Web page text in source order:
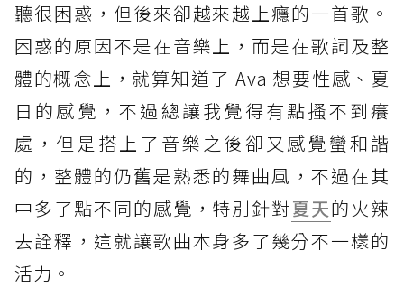
聽很困惑，但後來卻越來越上癮的一首歌。
困惑的原因不是在音樂上，而是在歌詞及整
體的概念上，就算知道了 Ava 想要性感、夏
日的感覺，不過總讓我覺得有點搔不到癢
處，但是搭上了音樂之後卻又感覺蠻和諧
的，整體的仍舊是熟悉的舞曲風，不過在其
中多了點不同的感覺，特別針對夏天的火辣
去詮釋，這就讓歌曲本身多了幾分不一樣的
活力。